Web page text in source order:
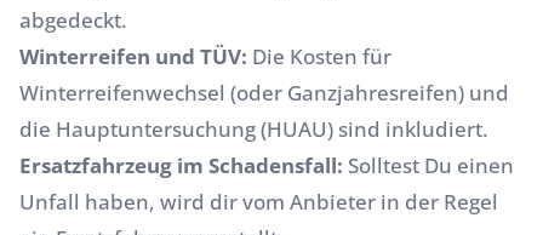
abgedeckt.
Winterreifen und TÜV: Die Kosten für
Winterreifenwechsel (oder Ganzjahresreifen) und
die Hauptuntersuchung (HUAU) sind inkludiert.
Ersatzfahrzeug im Schadensfall: Solltest Du einen
Unfall haben, wird dir vom Anbieter in der Regel